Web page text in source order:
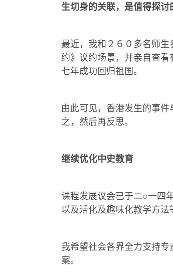
生切身的关联，是值得探讨
最近，我和２６０多名师
约》议约场景，并亲自查
七年成功回归祖国。
由此可见，香港发生的事
之，然后再反思。
继续优化中史教育
课程发展议会已于二○一四
以及活化及趣味化教学方法
我希望社会各界全力支持
案。